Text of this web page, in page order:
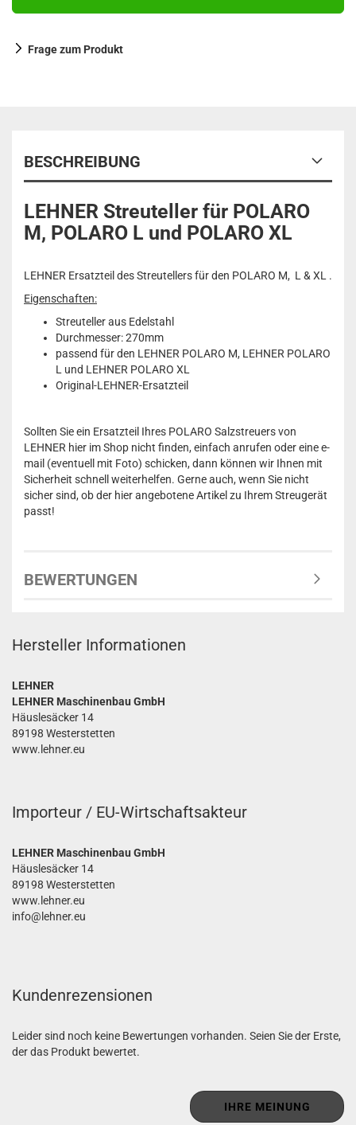
Frage zum Produkt
BESCHREIBUNG
LEHNER Streuteller für POLARO
M, POLARO L und POLARO XL
LEHNER Ersatzteil des Streutellers für den POLARO M, L & XL .
Eigenschaften:
Streuteller aus Edelstahl
Durchmesser: 270mm
passend für den LEHNER POLARO M, LEHNER POLARO
L und LEHNER POLARO XL
Original-LEHNER-Ersatzteil
Sollten Sie ein Ersatzteil Ihres POLARO Salzstreuers von
LEHNER hier im Shop nicht finden, einfach anrufen oder eine e-
mail (eventuell mit Foto) schicken, dann können wir Ihnen mit
Sicherheit schnell weiterhelfen. Gerne auch, wenn Sie nicht
sicher sind, ob der hier angebotene Artikel zu Ihrem Streugerät
passt!
BEWERTUNGEN
Hersteller Informationen
LEHNER
LEHNER Maschinenbau GmbH
Häuslesäcker 14
89198 Westerstetten
www.lehner.eu
Importeur / EU-Wirtschaftsakteur
LEHNER Maschinenbau GmbH
Häuslesäcker 14
89198 Westerstetten
www.lehner.eu
info@lehner.eu
Kundenrezensionen
Leider sind noch keine Bewertungen vorhanden. Seien Sie der Erste,
der das Produkt bewertet.
IHRE MEINUNG